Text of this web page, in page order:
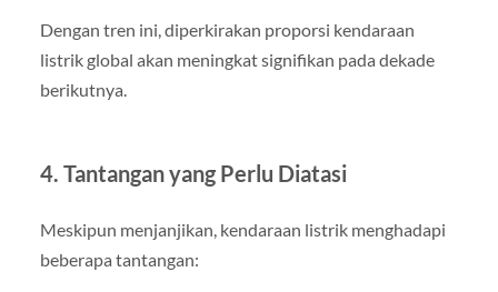
Dengan tren ini, diperkirakan proporsi kendaraan
listrik global akan meningkat signifikan pada dekade
berikutnya.
4. Tantangan yang Perlu Diatasi
Meskipun menjanjikan, kendaraan listrik menghadapi
beberapa tantangan: